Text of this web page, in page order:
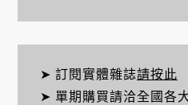
➤ 訂閱實體雜誌請按此
➤ 單期購買請洽全國各